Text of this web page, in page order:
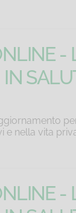
-
e nella vita
-